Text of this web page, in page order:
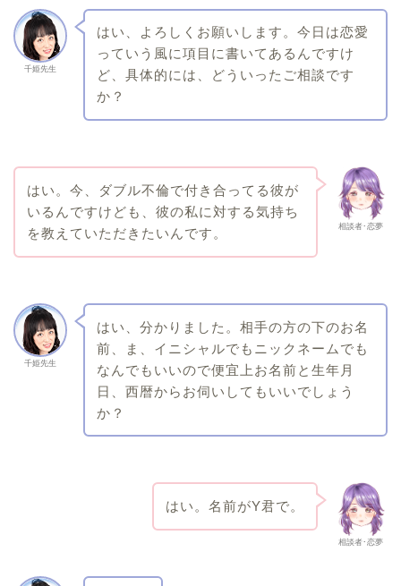
千姫先生
はい、よろしくお願いします。今日は恋愛
っていう風に項目に書いてあるんですけ
ど、具体的には、どういったご相談です
か？
相談者･恋夢
はい。今、ダブル不倫で付き合ってる彼が
いるんですけども、彼の私に対する気持ち
を教えていただきたいんです。
千姫先生
はい、分かりました。相手の方の下のお名
前、ま、イニシャルでもニックネームでも
なんでもいいので便宜上お名前と生年月
日、西暦からお伺いしてもいいでしょう
か？
相談者･恋夢
はい。名前がY君で。